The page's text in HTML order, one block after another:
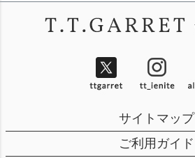
サイトマップ
ご利用ガイド